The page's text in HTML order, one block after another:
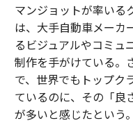
マンジョットが率い
は、大手自動車メーカ
るビジュアルやコミュ
制作を手がけている。
で、世界でもトップク
ているのに、その「良
が多いと感じたという。